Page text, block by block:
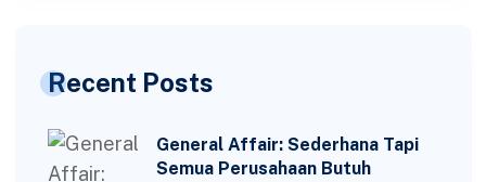
Recent Posts
General Affair: Sederhana Tapi
Semua Perusahaan Butuh